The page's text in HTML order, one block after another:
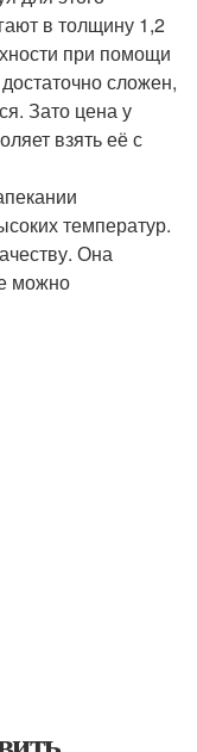
в толщину 1,2
при помощи
сложен,
Зато цена у
взять её с
температур.
Она
можно